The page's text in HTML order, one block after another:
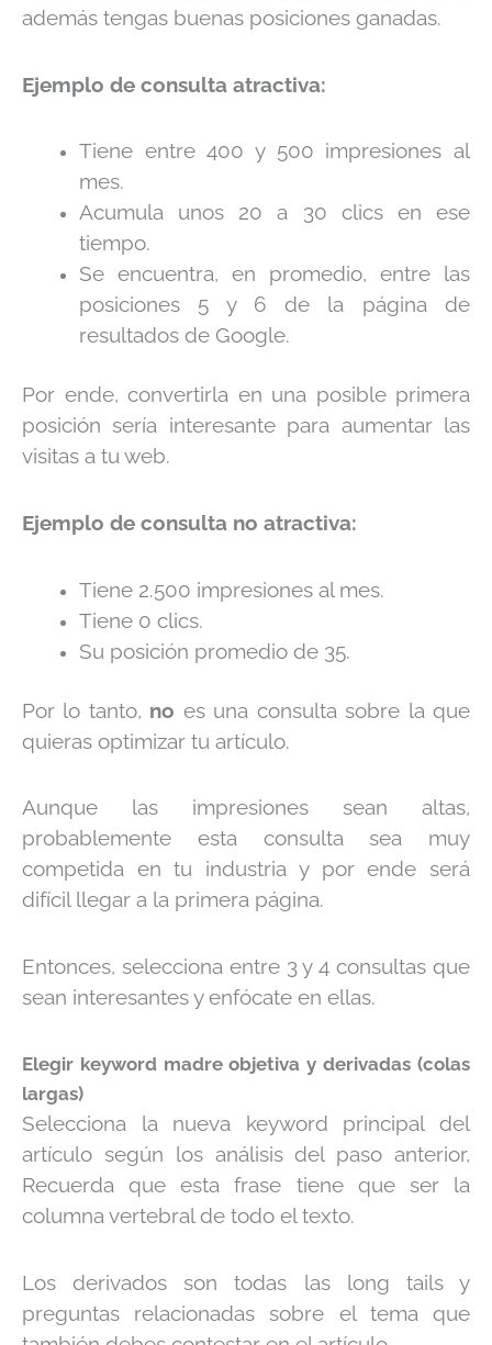
además tengas buenas posiciones ganadas.
Ejemplo de consulta atractiva:
Tiene entre 400 y 500 impresiones al
mes.
Acumula unos 20 a 30 clics en ese
tiempo.
Se encuentra, en promedio, entre las
posiciones 5 y 6 de la página de
resultados de Google.
Por ende, convertirla en una posible primera
posición sería interesante para aumentar las
visitas a tu web.
Ejemplo de consulta no atractiva:
Tiene 2.500 impresiones al mes.
Tiene 0 clics.
Su posición promedio de 35.
Por lo tanto, no es una consulta sobre la que
quieras optimizar tu artículo.
Aunque las impresiones sean altas,
probablemente esta consulta sea muy
competida en tu industria y por ende será
difícil llegar a la primera página.
Entonces, selecciona entre 3 y 4 consultas que
sean interesantes y enfócate en ellas.
Elegir keyword madre objetiva y derivadas (colas
largas)
Selecciona la nueva keyword principal del
artículo según los análisis del paso anterior,
Recuerda que esta frase tiene que ser la
columna vertebral de todo el texto.
Los derivados son todas las long tails y
preguntas relacionadas sobre el tema que